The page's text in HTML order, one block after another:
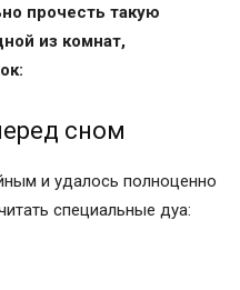
прочесть такую
из комнат,
сном
и удалось полноценно
специальные дуа: